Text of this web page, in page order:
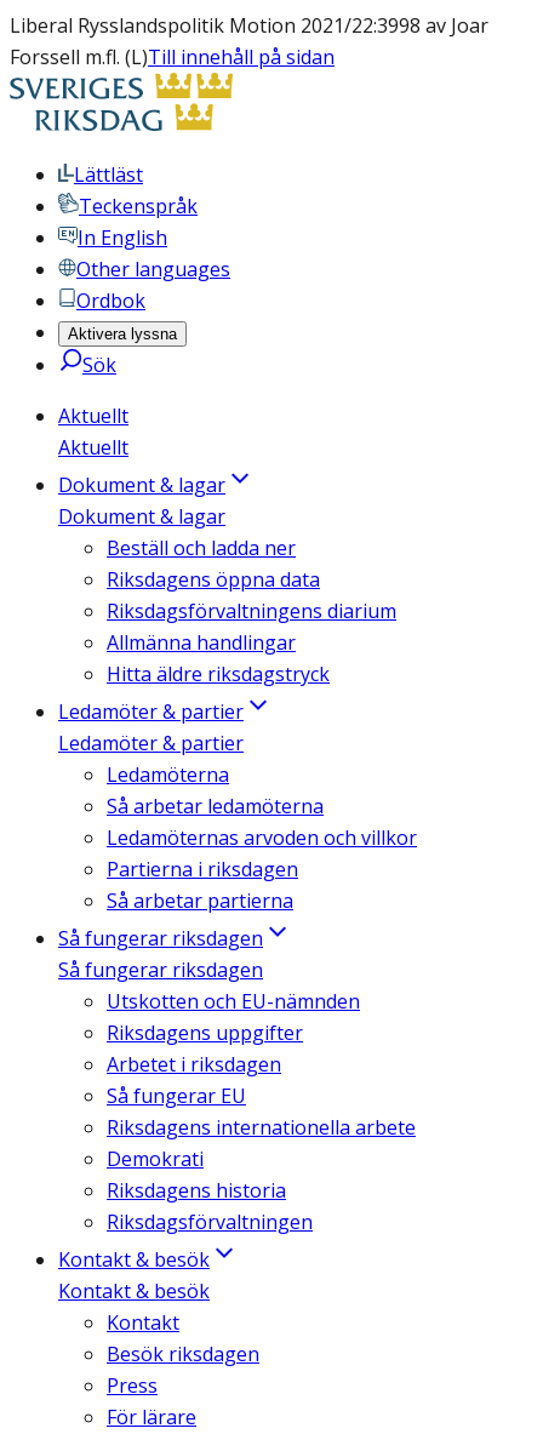
Liberal Rysslandspolitik Motion 2021/22:3998 av Joar
Forssell m.fl. (L)Till innehåll på sidan
Lättläst
Teckenspråk
In English
Other languages
Ordbok
Aktivera lyssna
Sök
Aktuellt
Aktuellt
Dokument & lagar
Dokument & lagar
Beställ och ladda ner
Riksdagens öppna data
Riksdagsförvaltningens diarium
Allmänna handlingar
Hitta äldre riksdagstryck
Ledamöter & partier
Ledamöter & partier
Ledamöterna
Så arbetar ledamöterna
Ledamöternas arvoden och villkor
Partierna i riksdagen
Så arbetar partierna
Så fungerar riksdagen
Så fungerar riksdagen
Utskotten och EU-nämnden
Riksdagens uppgifter
Arbetet i riksdagen
Så fungerar EU
Riksdagens internationella arbete
Demokrati
Riksdagens historia
Riksdagsförvaltningen
Kontakt & besök
Kontakt & besök
Kontakt
Besök riksdagen
Press
För lärare